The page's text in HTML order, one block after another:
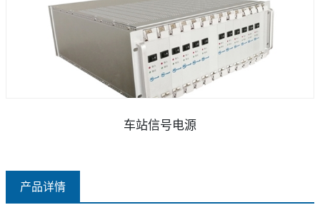
车站信号电源
产品详情